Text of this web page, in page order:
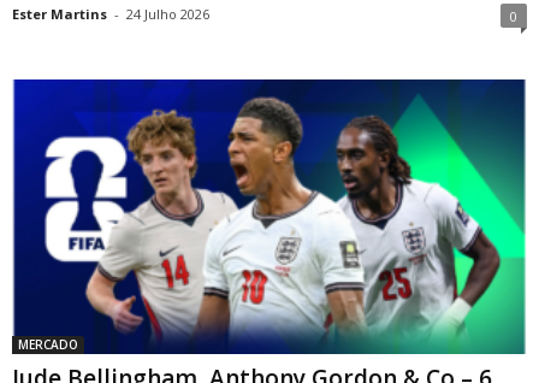
Ester Martins - 24 Julho 2026 0
MERCADO